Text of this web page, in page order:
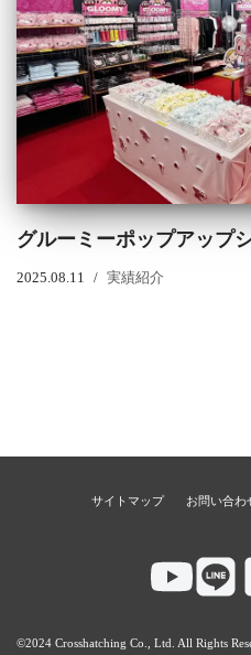
グルーミーポップアップ
2025.08.11 実績紹介
サイトマップ お問い合わ
©2024 Crosshatching Co., Ltd. All Rights